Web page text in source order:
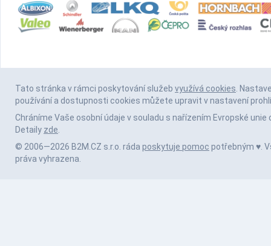
Tato stránka v rámci poskytování služeb využívá cookies.
používání a dostupnosti cookies můžete upravit v nastavení
Chráníme Vaše osobní údaje v souladu s nařízením Evropské unie
Detaily zde.
© 2006—2026 B2M.CZ s.r.o. ráda poskytuje pomoc potřebným ♥️.
práva vyhrazena.